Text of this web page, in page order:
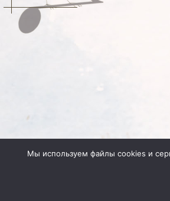
Мы используем файлы cookies и